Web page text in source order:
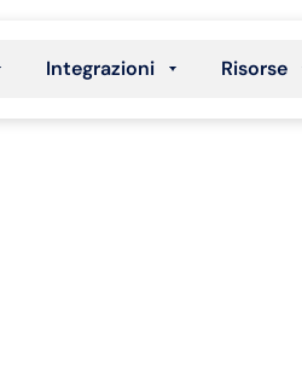
Integrazioni Risorse